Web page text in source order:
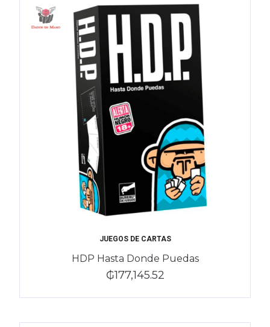
JUEGOS DE CARTAS
HDP Hasta Donde Puedas
₲177,145.52